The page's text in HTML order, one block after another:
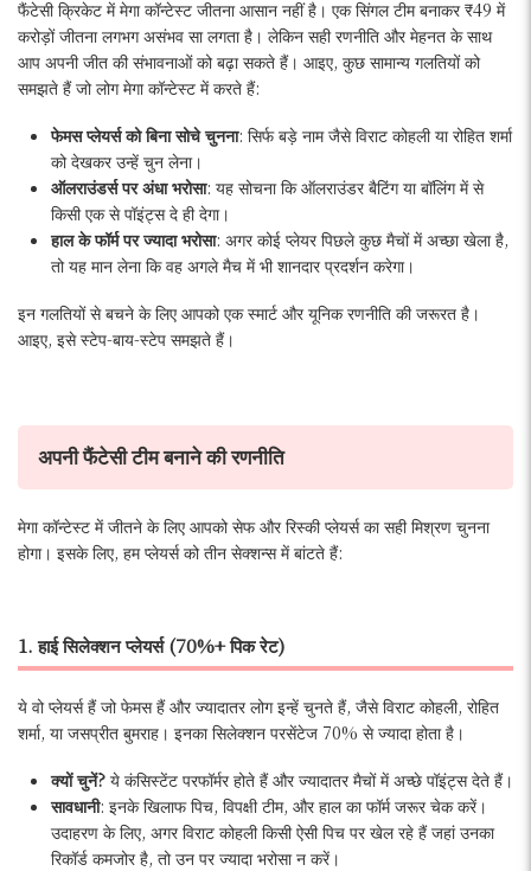
फैंटेसी क्रिकेट में मेगा कॉन्टेस्ट जीतना आसान नहीं है। एक सिंगल टीम बनाकर ₹49 में
करोड़ों जीतना लगभग असंभव सा लगता है। लेकिन सही रणनीति और मेहनत के साथ
आप अपनी जीत की संभावनाओं को बढ़ा सकते हैं। आइए, कुछ सामान्य गलतियों को
समझते हैं जो लोग मेगा कॉन्टेस्ट में करते हैं:
फेमस प्लेयर्स को बिना सोचे चुनना: सिर्फ बड़े नाम जैसे विराट कोहली या रोहित शर्मा
को देखकर उन्हें चुन लेना।
ऑलराउंडर्स पर अंधा भरोसा: यह सोचना कि ऑलराउंडर बैटिंग या बॉलिंग में से
किसी एक से पॉइंट्स दे ही देगा।
हाल के फॉर्म पर ज्यादा भरोसा: अगर कोई प्लेयर पिछले कुछ मैचों में अच्छा खेला है,
तो यह मान लेना कि वह अगले मैच में भी शानदार प्रदर्शन करेगा।
इन गलतियों से बचने के लिए आपको एक स्मार्ट और यूनिक रणनीति की जरूरत है।
आइए, इसे स्टेप-बाय-स्टेप समझते हैं।
अपनी फैंटेसी टीम बनाने की रणनीति
मेगा कॉन्टेस्ट में जीतने के लिए आपको सेफ और रिस्की प्लेयर्स का सही मिश्रण चुनना
होगा। इसके लिए, हम प्लेयर्स को तीन सेक्शन्स में बांटते हैं:
1. हाई सिलेक्शन प्लेयर्स (70%+ पिक रेट)
ये वो प्लेयर्स हैं जो फेमस हैं और ज्यादातर लोग इन्हें चुनते हैं, जैसे विराट कोहली, रोहित
शर्मा, या जसप्रीत बुमराह। इनका सिलेक्शन परसेंटेज 70% से ज्यादा होता है।
क्यों चुनें? ये कंसिस्टेंट परफॉर्मर होते हैं और ज्यादातर मैचों में अच्छे पॉइंट्स देते हैं।
सावधानी: इनके खिलाफ पिच, विपक्षी टीम, और हाल का फॉर्म जरूर चेक करें।
उदाहरण के लिए, अगर विराट कोहली किसी ऐसी पिच पर खेल रहे हैं जहां उनका
रिकॉर्ड कमजोर है, तो उन पर ज्यादा भरोसा न करें।